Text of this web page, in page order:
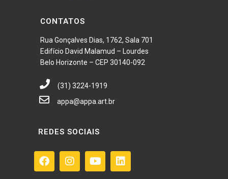
CONTATOS
Rua Gonçalves Dias, 1762, Sala 701
Edifício David Malamud – Lourdes
Belo Horizonte – CEP 30140-092
(31) 3224-1919
appa@appa.art.br
REDES SOCIAIS